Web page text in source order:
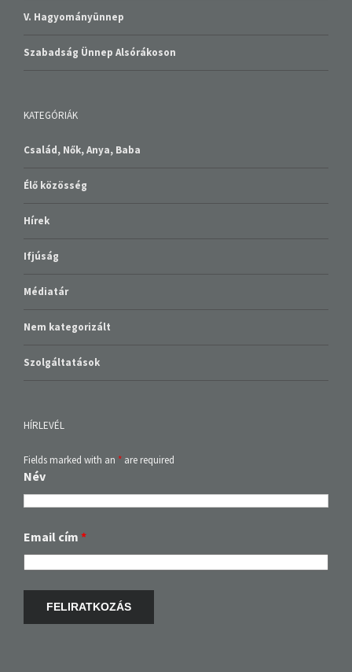
V. Hagyományünnep
Szabadság Ünnep Alsórákoson
KATEGÓRIÁK
Család, Nők, Anya, Baba
Élő közösség
Hírek
Ifjúság
Médiatár
Nem kategorizált
Szolgáltatások
HÍRLEVÉL
Fields marked with an * are required
Név
Email cím *